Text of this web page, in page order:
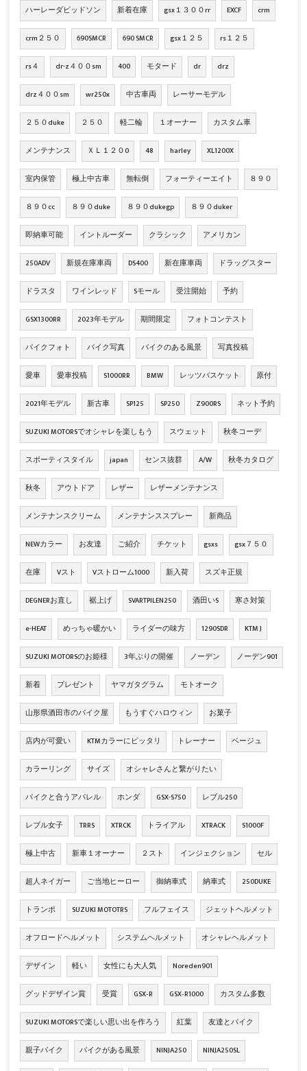
ハーレーダビッドソン 新着在庫 gsx１３００rr EXCF crm
crm２５０ 690SMCR 690 SMCR gsx１２５ rs１２５
rs４ dr-z４００sm 400 モタード dr drz
drz４００sm wr250x 中古車両 レーサーモデル
２５０duke ２５０ 軽二輪 １オーナー カスタム車
メンテナンス ＸＬ１２０0 48 harley XL1200X
室内保管 極上中古車 無転倒 フォーティーエイト ８９０
８９０cc ８９０duke ８９０dukegp ８９０duker
即納車可能 イントルーダー クラシック アメリカン
250ADV 新規在庫車両 DS400 新在庫車両 ドラッグスター
ドラスタ ワインレッド Sモール 受注開始 予約
GSX1300RR 2023年モデル 期間限定 フォトコンテスト
バイクフォト バイク写真 バイクのある風景 写真投稿
愛車 愛車投稿 S1000RR BMW レッツバスケット 原付
2021年モデル 新古車 SP125 SP250 Z900RS ネット予約
SUZUKI MOTORSでオシャレを楽しもう スウェット 秋冬コーデ
スポーティスタイル japan センス抜群 A/W 秋冬カタログ
秋冬 アウトドア レザー レザーメンテナンス
メンテナンスクリーム メンテナンススプレー 新商品
NEWカラー お友達 ご紹介 チケット gsxs gsx７５０
在庫 Vスト Vストローム1000 新入荷 スズキ正規
DEGNERお直し 裾上げ SVARTPILEN250 酒田いS 寒さ対策
e-HEAT めっちゃ暖かい ライダーの味方 1290SDR KTM J
SUZUKI MOTORSのお姫様 3年ぶりの開催 ノーデン ノーデン901
新着 プレゼント ヤマガタグラム モトオーク
山形県酒田市のバイク屋 もうすぐハロウィン お菓子
店内が可愛い KTMカラーにピッタリ トレーナー ベージュ
カラーリング サイズ オシャレさんと繋がりたい
バイクと合うアパレル ホンダ GSX-S750 レブル250
レブル女子 TRRS XTRCK トライアル XTRACK S1000F
極上中古 新車１オーナー ２スト インジェクション セル
超人ネイガー ご当地ヒーロー 御納車式 納車式 250DUKE
トランポ SUZUKI MOTOTRS フルフェイス ジェットヘルメット
オフロードヘルメット システムヘルメット オシャレヘルメット
デザイン 軽い 女性にも大人気 Noreden901
グッドデザイン賞 受賞 GSX‐R GSX‐R1000 カスタム多数
SUZUKI MOTORSで楽しい思い出を作ろう 紅葉 友達とバイク
親子バイク バイクがある風景 NINJA250 NINJA250SL